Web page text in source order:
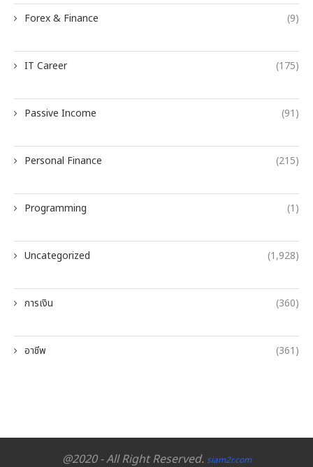
Forex & Finance (9)
IT Career (175)
Passive Income (91)
Personal Finance (215)
Programming (1)
Uncategorized (1,928)
การเงิน (360)
อาชีพ (361)
@2020 - All Right Reserved. siam2r.com